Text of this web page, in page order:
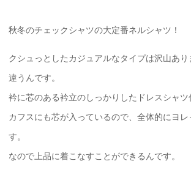
秋冬のチェックシャツの大定番ネルシャツ！
クシュっとしたカジュアルなタイプは沢山あ
違うんです。
衿に芯のある衿立のしっかりしたドレスシャツ
カフスにも芯が入っているので、全体的にヨ
す。
なので上品に着こなすことができるんです。